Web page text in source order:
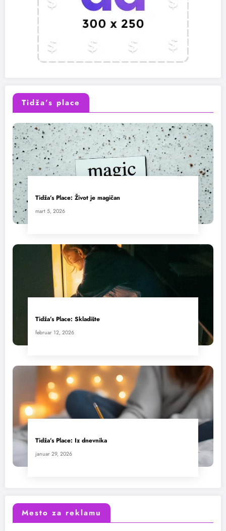
Tidža’s place
Tidža’s Place: Život je magičan
mart 5, 2026
Tidža’s Place: Skladište
februar 12, 2026
Tidža’s Place: Iz dnevnika
januar 29, 2026
Mesto za reklamu